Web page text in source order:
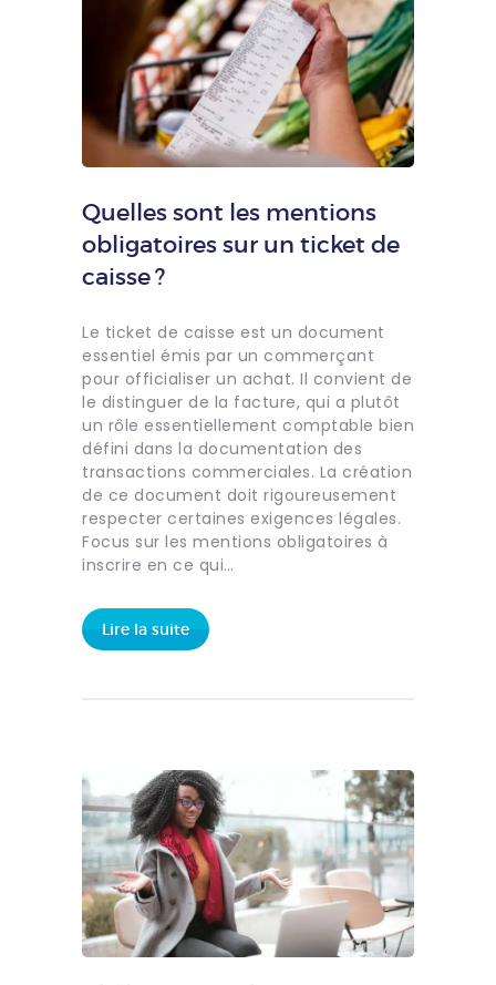
Quelles sont les mentions
obligatoires sur un ticket de
caisse ?
Le ticket de caisse est un document
essentiel émis par un commerçant
pour officialiser un achat. Il convient de
le distinguer de la facture, qui a plutôt
un rôle essentiellement comptable bien
défini dans la documentation des
transactions commerciales. La création
de ce document doit rigoureusement
respecter certaines exigences légales.
Focus sur les mentions obligatoires à
inscrire en ce qui…
Lire la suite